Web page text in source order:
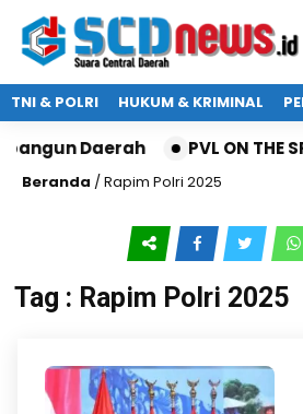
TNI & POLRI HUKUM & KRIMINAL
Daerah PVL ON THE
Beranda /Rapim Polri 2025
Tag : Rapim Polri 2025